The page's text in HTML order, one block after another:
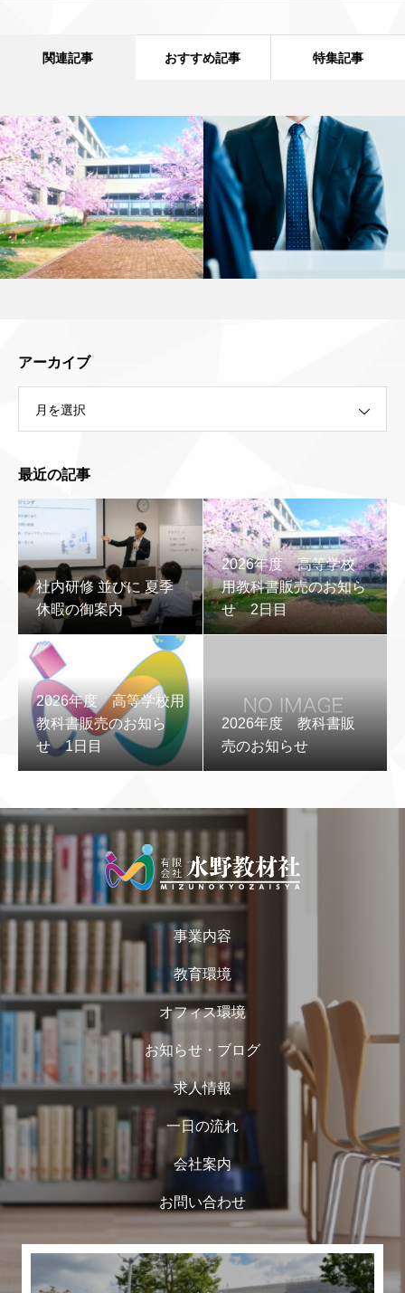
関連記事 おすすめ記事 特集記事
アーカイブ
月を選択
最近の記事
社内研修 並びに 夏季
休暇の御案内
2026年度 高等学校
用教科書販売のお知ら
せ 2日目
2026年度 高等学校用
教科書販売のお知ら
せ 1日目
2026年度 教科書販
売のお知らせ
事業内容
教育環境
オフィス環境
お知らせ・ブログ
求人情報
一日の流れ
会社案内
お問い合わせ